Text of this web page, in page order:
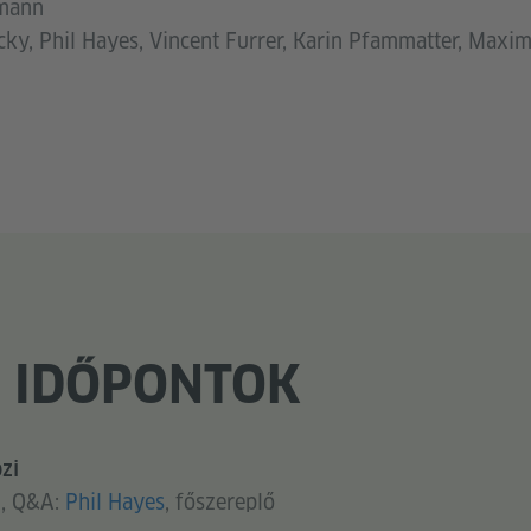
Phil Hayes, Vincent Furrer, Karin Pfammatter,
Q&A: Phil Hayes, főszereplő